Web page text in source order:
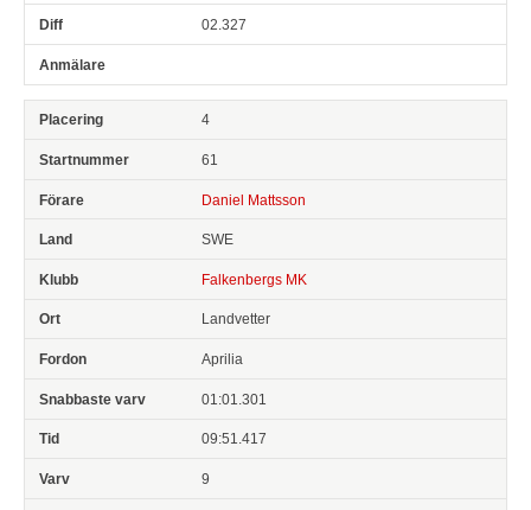
02.327
4
61
Daniel Mattsson
SWE
Falkenbergs MK
Landvetter
Aprilia
01:01.301
09:51.417
9